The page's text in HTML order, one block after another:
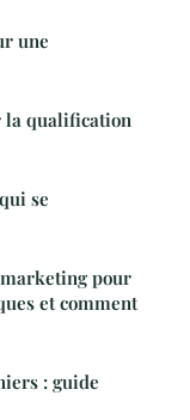
une
la qualification
se
pour
et comment
: guide